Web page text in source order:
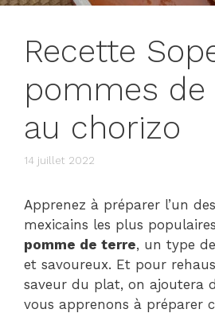
Recette
pommes de
au chorizo
14 juillet 2022
Apprenez à préparer l’un
mexicains les plus
pomme de terre, un type
et savoureux. Et pour
saveur du plat, on ajoutera
vous apprenons à préparer